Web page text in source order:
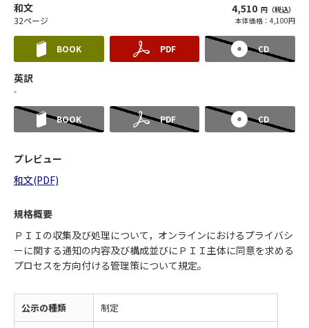
和文
32ページ
4,510 円（税込）
本体価格：4,100円
BOOK PDF CD
英訳
-
BOOK PDF CD
プレビュー
和文(PDF)
規格概要
ＰＩＩの収集及び処理について，オンラインにおけるプライバシ
ーに関する通知の内容及び構成並びにＰＩＩ主体に同意を求める
プロセスを方向付ける管理策について規定。
公示の種類 制定